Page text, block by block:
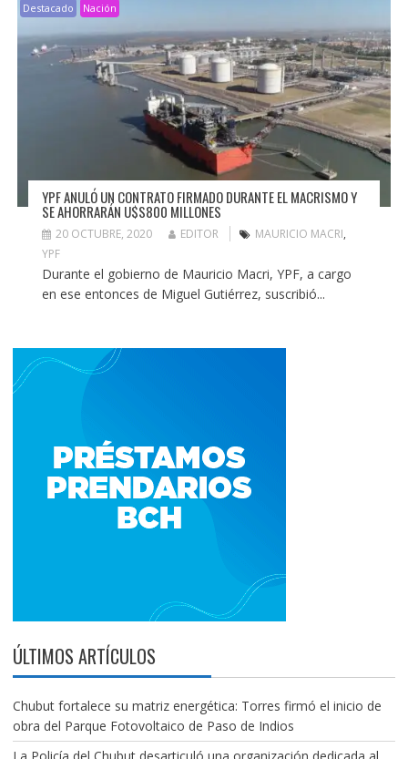
Destacado Nación
YPF ANULÓ UN CONTRATO FIRMADO DURANTE EL MACRISMO Y
SE AHORRARÁN U$S800 MILLONES
20 OCTUBRE, 2020 EDITOR MAURICIO MACRI,
YPF
Durante el gobierno de Mauricio Macri, YPF, a cargo
en ese entonces de Miguel Gutiérrez, suscribió...
ÚLTIMOS ARTÍCULOS
Chubut fortalece su matriz energética: Torres firmó el inicio de
obra del Parque Fotovoltaico de Paso de Indios